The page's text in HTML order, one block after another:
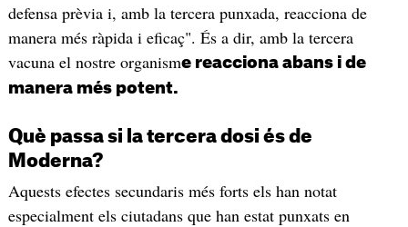
defensa prèvia i, amb la tercera punxada, reacciona de
manera més ràpida i eficaç". És a dir, amb la tercera
vacuna el nostre organisme reacciona abans i de
manera més potent.
Què passa si la tercera dosi és de
Moderna?
Aquests efectes secundaris més forts els han notat
especialment els ciutadans que han estat punxats en